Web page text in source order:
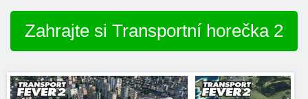
Zahrajte si Transportní horečka 2